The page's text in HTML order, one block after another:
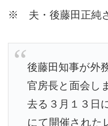
※ 夫・後藤田正純
後藤田知事が外
官房長と面会し
去る３月１３日
にて開催された